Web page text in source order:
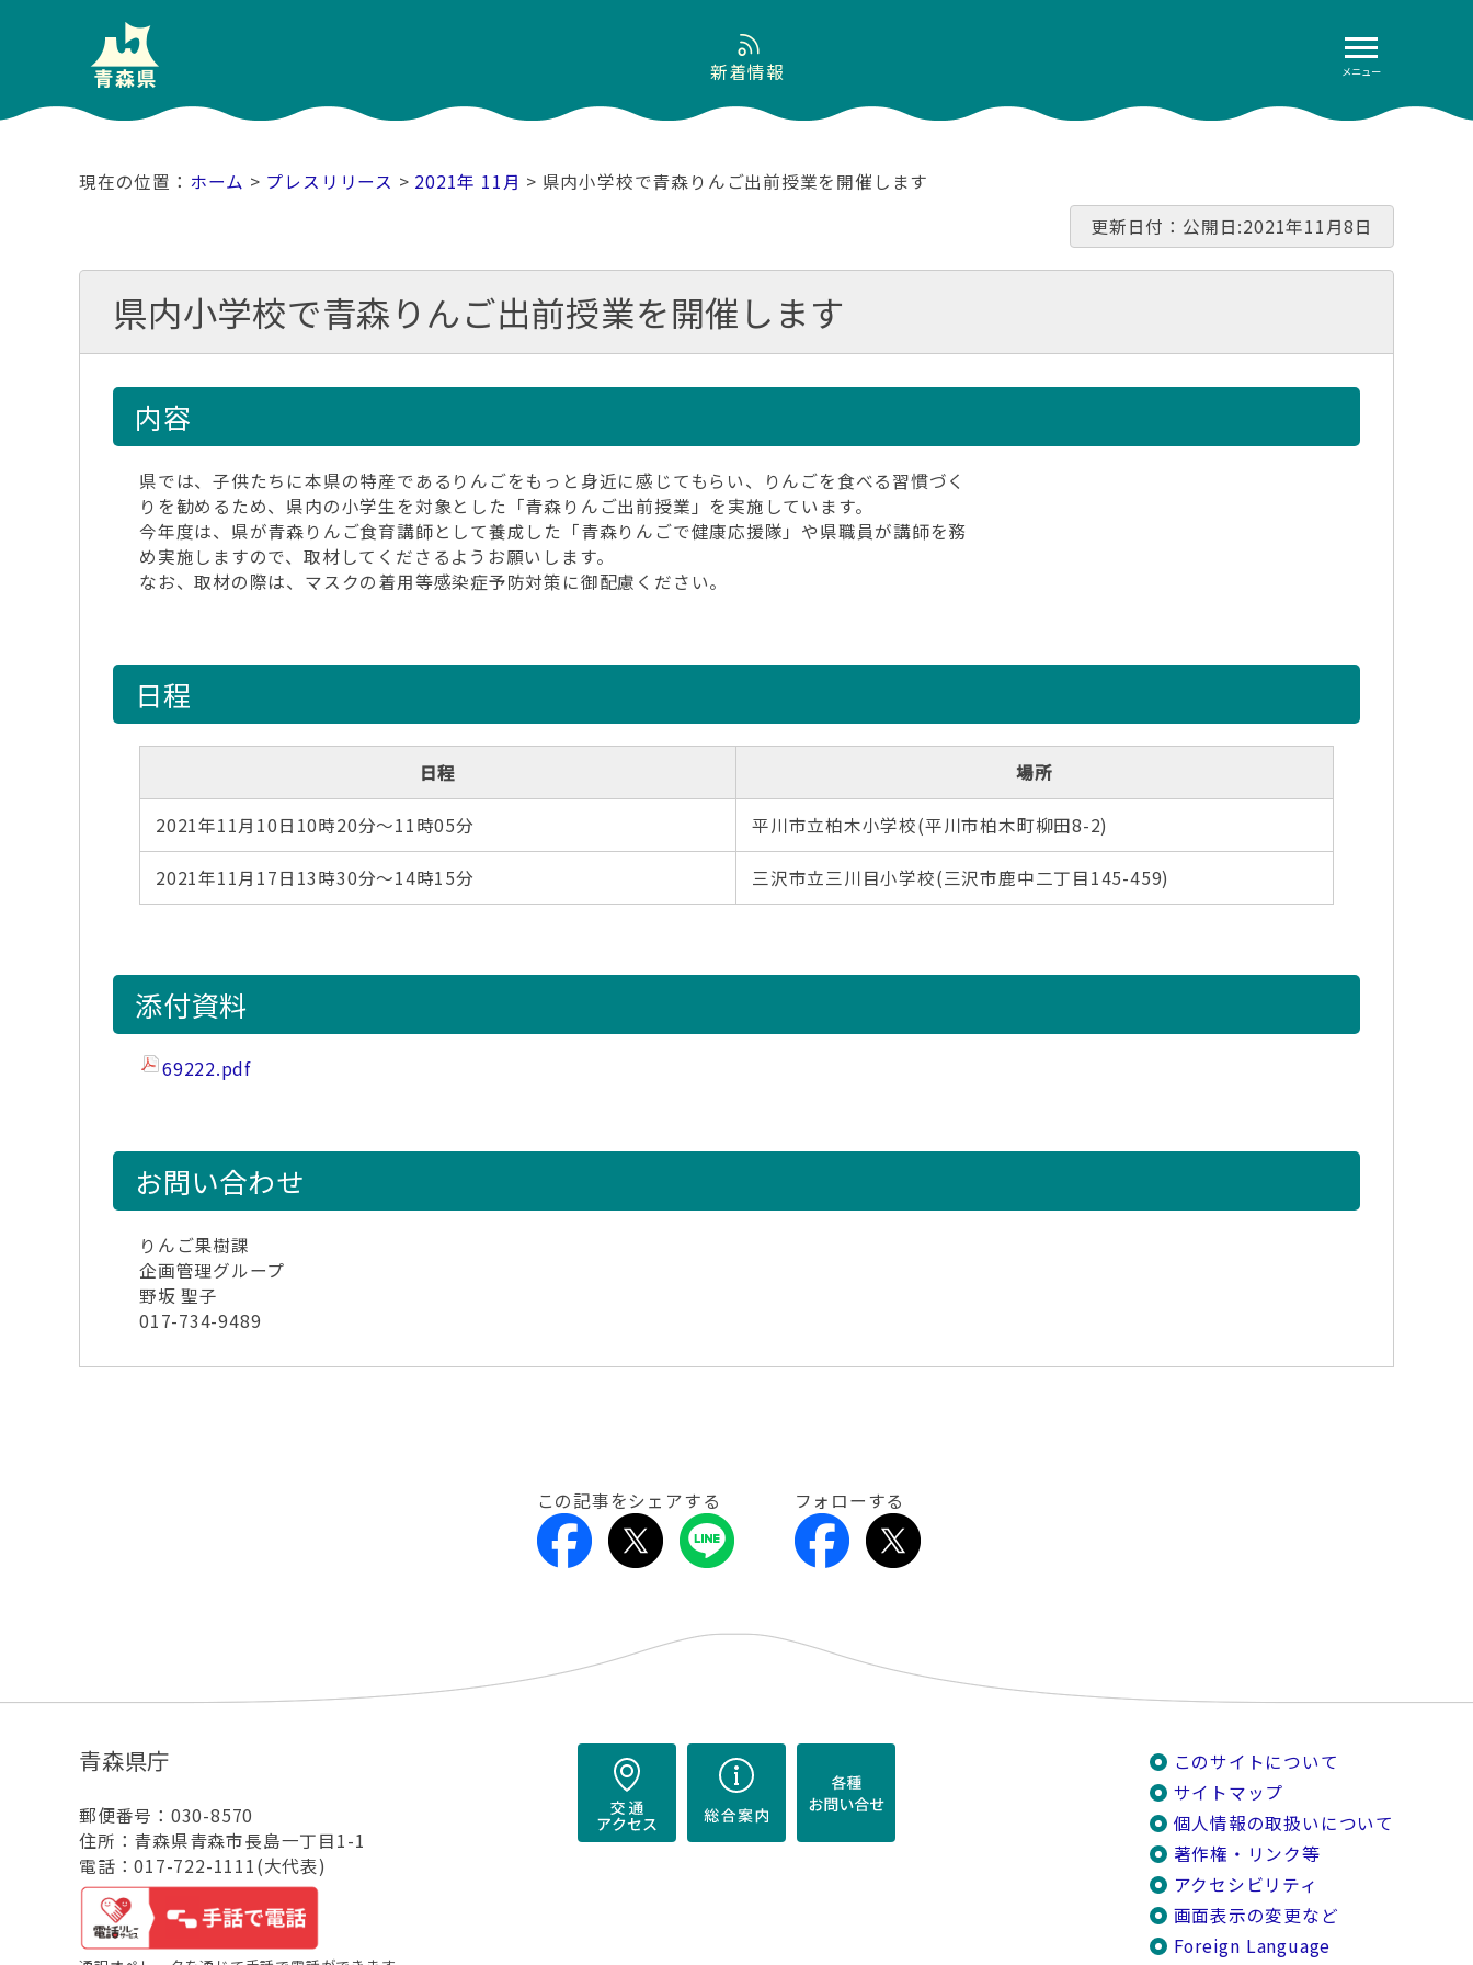
メニュー
新着情報
ホーム > プレスリリース > 2021年 11月 > 県内小学校で青森りんご出前授業を開催します
更新日付：公開日:2021年11月8日
県内小学校で青森りんご出前授業を開催します
内容
県では、子供たちに本県の特産であるりんごをもっと身近に感じてもらい、りんごを食べる習慣づく
りを勧めるため、県内の小学生を対象とした「青森りんご出前授業」を実施しています。
今年度は、県が青森りんご食育講師として養成した「青森りんごで健康応援隊」や県職員が講師を務
め実施しますので、取材してくださるようお願いします。
なお、取材の際は、マスクの着用等感染症予防対策に御配慮ください。
日程
日程 場所
2021年11月10日10時20分～11時05分 平川市立柏木小学校(平川市柏木町柳田8-2)
2021年11月17日13時30分～14時15分 三沢市立三川目小学校(三沢市鹿中二丁目145-459)
添付資料
69222.pdf
お問い合わせ
りんご果樹課
企画管理グループ
野坂 聖子
017-734-9489
この記事をシェアする フォローする
青森県庁
郵便番号：030-8570
住所：青森県青森市長島一丁目1-1
電話：017-722-1111(大代表)
このサイトについて
サイトマップ
個人情報の取扱いについて
著作権・リンク等
アクセシビリティ
画面表示の変更など
Foreign Language